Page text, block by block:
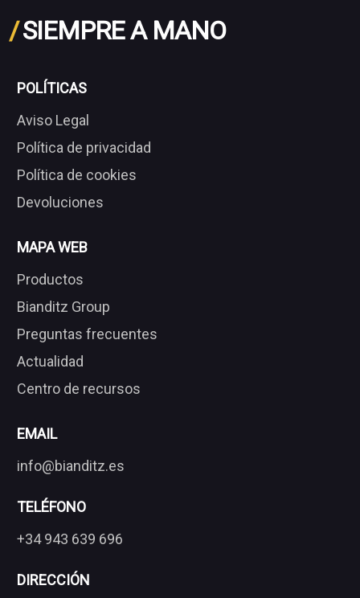
/SIEMPRE A MANO
POLÍTICAS
Aviso Legal
Política de privacidad
Política de cookies
Devoluciones
MAPA WEB
Productos
Bianditz Group
Preguntas frecuentes
Actualidad
Centro de recursos
EMAIL
info@bianditz.es
TELÉFONO
+34 943 639 696
DIRECCIÓN